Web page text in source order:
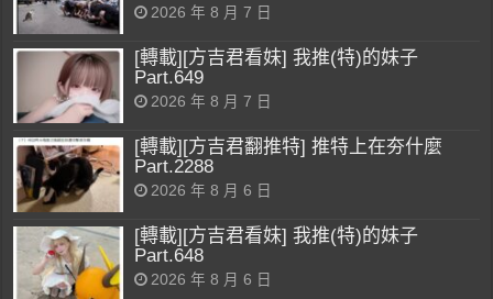
2026 年 8 月 7 日
[轉載][方吉君看妹] 我推(特)的妹子
Part.649
2026 年 8 月 7 日
[轉載][方吉君翻推特] 推特上在夯什麼
Part.2288
2026 年 8 月 6 日
[轉載][方吉君看妹] 我推(特)的妹子
Part.648
2026 年 8 月 6 日